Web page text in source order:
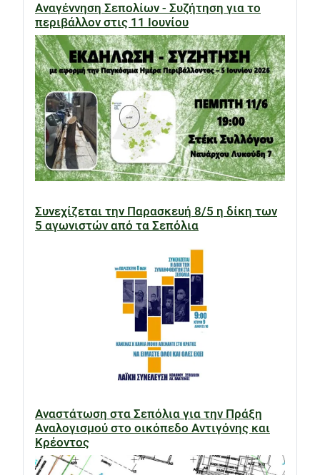
Αναγέννηση Σεπολίων - Συζήτηση για το
περιβάλλον στις 11 Ιουνίου
Συνεχίζεται την Παρασκευή 8/5 η δίκη των
5 αγωνιστών από τα Σεπόλια
Αναστάτωση στα Σεπόλια για την Πράξη
Αναλογισμού στο οικόπεδο Αντιγόνης και
Κρέοντος